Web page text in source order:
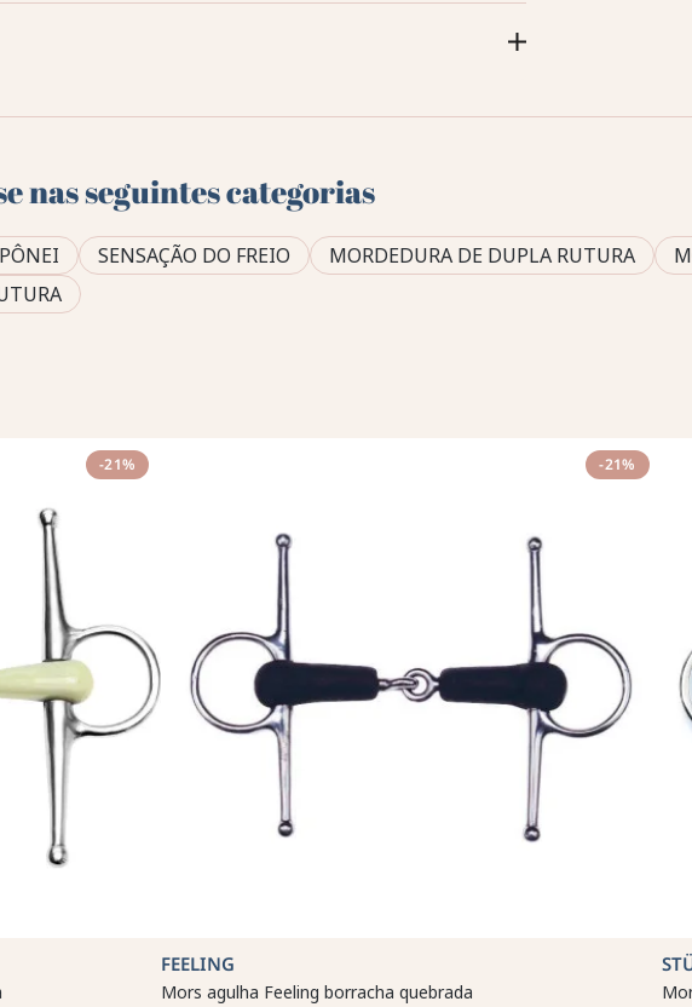
nas seguintes categorias
SENSAÇÃO DO FREIO MORDEDURA DE DUPLA RUTURA
-21% -21%
FEELING
Mors agulha Feeling borracha quebrada